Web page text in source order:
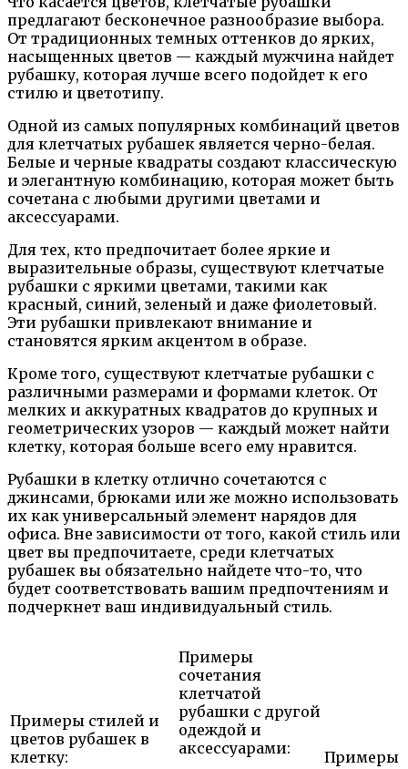
предлагают бесконечное разнообразие выбора.
От традиционных темных оттенков до ярких,
насыщенных цветов — каждый мужчина найдет
рубашку, которая лучше всего подойдет к его
стилю и цветотипу.
Одной из самых популярных комбинаций цветов
для клетчатых рубашек является черно-белая.
Белые и черные квадраты создают классическую
и элегантную комбинацию, которая может быть
сочетана с любыми другими цветами и
аксессуарами.
Для тех, кто предпочитает более яркие и
выразительные образы, существуют клетчатые
рубашки с яркими цветами, такими как
красный, синий, зеленый и даже фиолетовый.
Эти рубашки привлекают внимание и
становятся ярким акцентом в образе.
Кроме того, существуют клетчатые рубашки с
различными размерами и формами клеток. От
мелких и аккуратных квадратов до крупных и
геометрических узоров — каждый может найти
клетку, которая больше всего ему нравится.
Рубашки в клетку отлично сочетаются с
джинсами, брюками или же можно использовать
их как универсальный элемент нарядов для
офиса. Вне зависимости от того, какой стиль или
цвет вы предпочитаете, среди клетчатых
рубашек вы обязательно найдете что-то, что
будет соответствовать вашим предпочтениям и
подчеркнет ваш индивидуальный стиль.
Примеры стилей и
цветов рубашек в
клетку:
Примеры
сочетания
клетчатой
рубашки с другой
одеждой и
аксессуарами:
Примеры